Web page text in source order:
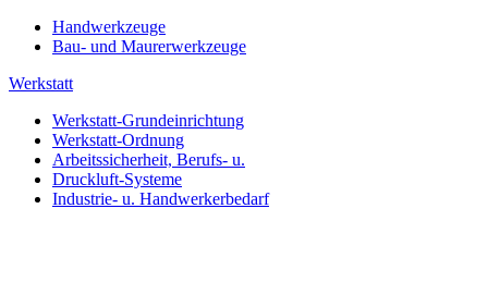
Handwerkzeuge
Bau- und Maurerwerkzeuge
Werkstatt
Werkstatt-Grundeinrichtung
Werkstatt-Ordnung
Arbeitssicherheit, Berufs- u.
Druckluft-Systeme
Industrie- u. Handwerkerbedarf